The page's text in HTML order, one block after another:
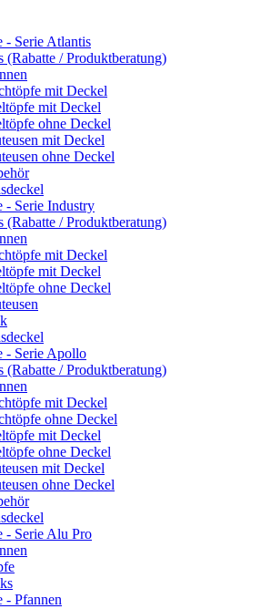
- Serie Atlantis
(Rabatte / Produktberatung)
mit Deckel
mit Deckel
ohne Deckel
mit Deckel
ohne Deckel
- Serie Industry
(Rabatte / Produktberatung)
mit Deckel
mit Deckel
ohne Deckel
- Serie Apollo
(Rabatte / Produktberatung)
mit Deckel
ohne Deckel
mit Deckel
ohne Deckel
mit Deckel
ohne Deckel
- Serie Alu Pro
- Pfannen